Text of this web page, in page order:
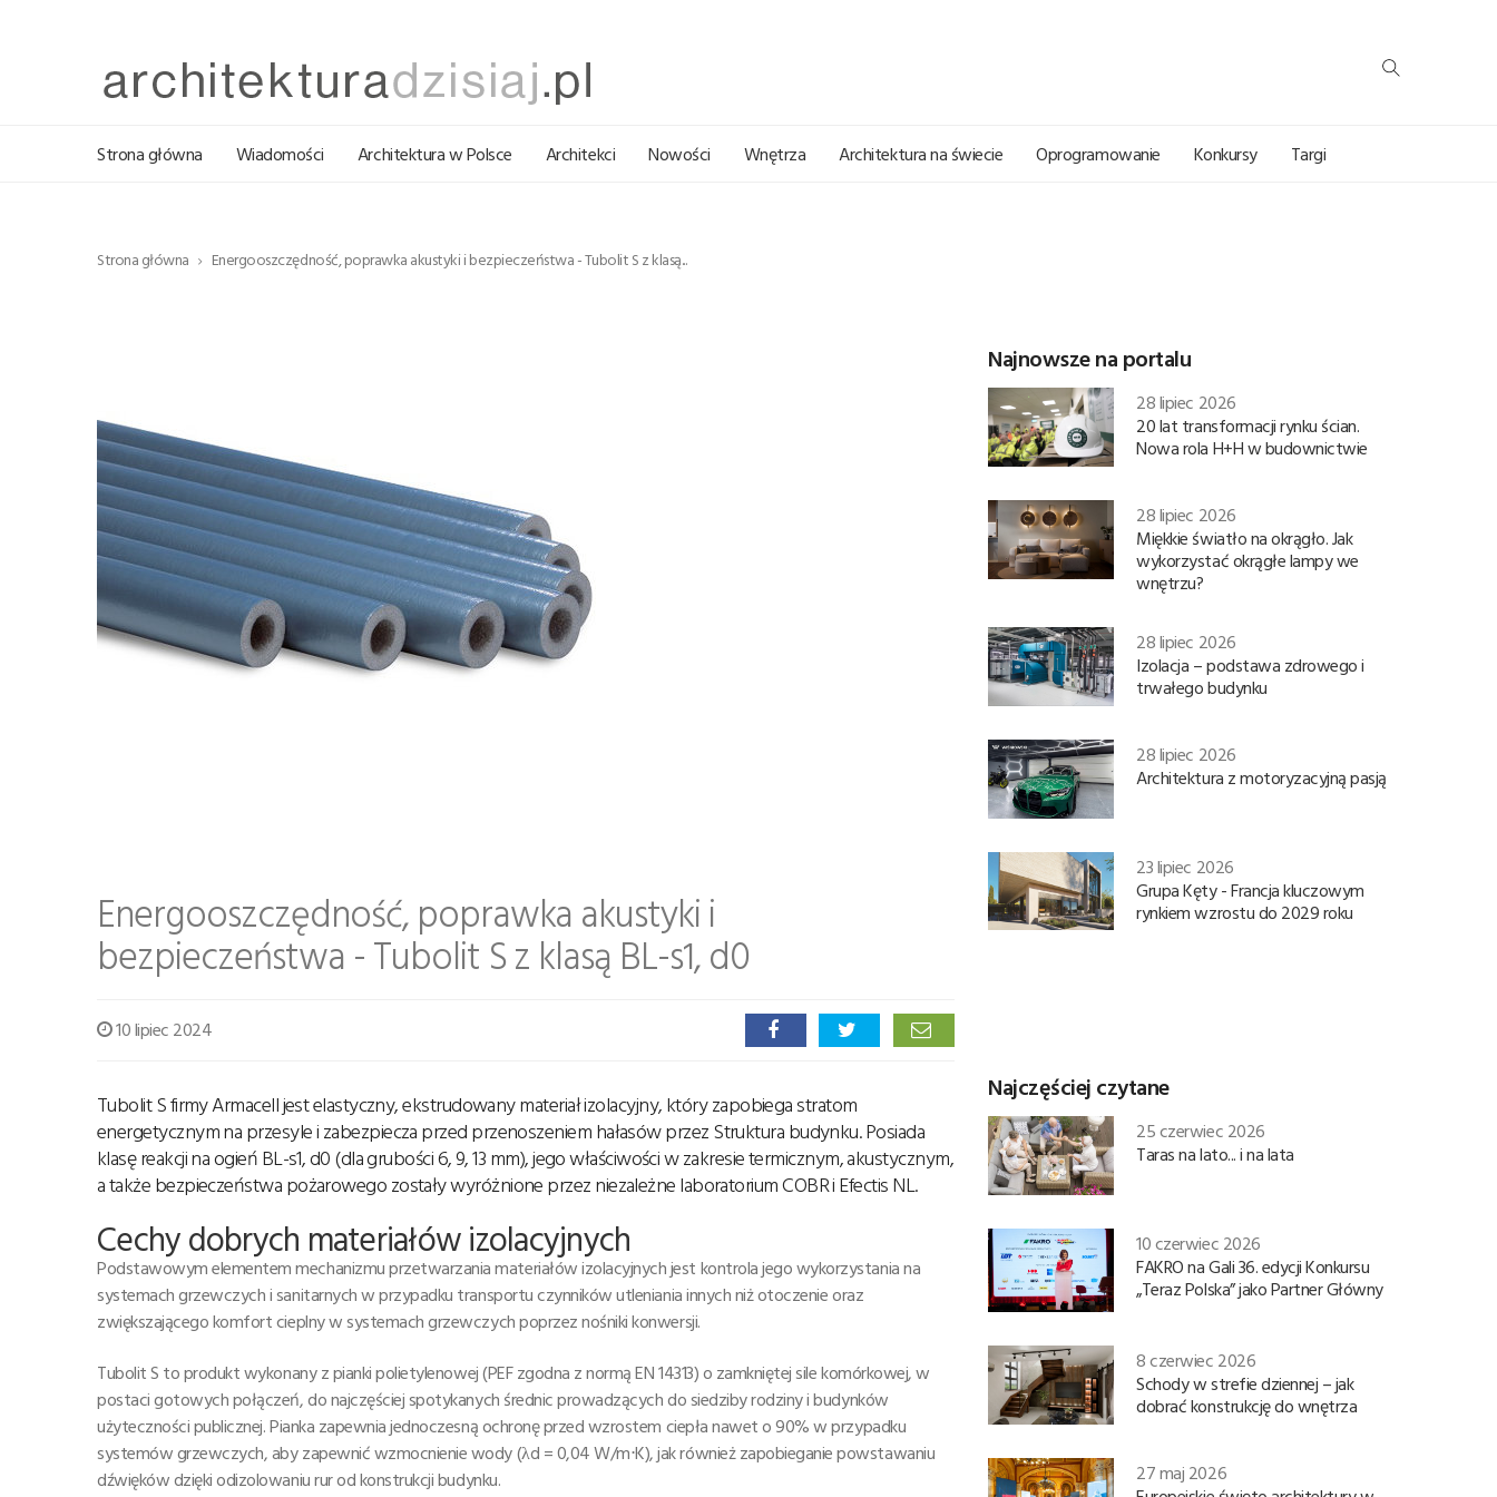
Strona główna Wiadomości Architektura w Polsce Architekci Nowości Wnętrza Architektura na świecie Oprogramowanie Konkursy Targi
Strona główna Energooszczędność, poprawka akustyki i bezpieczeństwa - Tubolit S z klasą...
Energooszczędność, poprawka akustyki i
bezpieczeństwa - Tubolit S z klasą BL-s1, d0
10 lipiec 2024
Tubolit S firmy Armacell jest elastyczny, ekstrudowany materiał izolacyjny, który zapobiega stratom
energetycznym na przesyle i zabezpiecza przed przenoszeniem hałasów przez Struktura budynku. Posiada
klasę reakcji na ogień BL-s1, d0 (dla grubości 6, 9, 13 mm), jego właściwości w zakresie termicznym, akustycznym,
a także bezpieczeństwa pożarowego zostały wyróżnione przez niezależne laboratorium COBR i Efectis NL.
Cechy dobrych materiałów izolacyjnych
Podstawowym elementem mechanizmu przetwarzania materiałów izolacyjnych jest kontrola jego wykorzystania na
systemach grzewczych i sanitarnych w przypadku transportu czynników utleniania innych niż otoczenie oraz
zwiększającego komfort cieplny w systemach grzewczych poprzez nośniki konwersji.
Tubolit S to produkt wykonany z pianki polietylenowej (PEF zgodna z normą EN 14313) o zamkniętej sile komórkowej, w
postaci gotowych połączeń, do najczęściej spotykanych średnic prowadzących do siedziby rodziny i budynków
użyteczności publicznej. Pianka zapewnia jednoczesną ochronę przed wzrostem ciepła nawet o 90% w przypadku
systemów grzewczych, aby zapewnić wzmocnienie wody (λd = 0,04 W/m⋅K), jak również zapobieganie powstawaniu
dźwięków dzięki odizolowaniu rur od konstrukcji budynku.
Najnowsze na portalu
28 lipiec 2026
20 lat transformacji rynku ścian.
Nowa rola H+H w budownictwie
28 lipiec 2026
Miękkie światło na okrągło. Jak
wykorzystać okrągłe lampy we
wnętrzu?
28 lipiec 2026
Izolacja – podstawa zdrowego i
trwałego budynku
28 lipiec 2026
Architektura z motoryzacyjną pasją
23 lipiec 2026
Grupa Kęty - Francja kluczowym
rynkiem wzrostu do 2029 roku
Najczęściej czytane
25 czerwiec 2026
Taras na lato... i na lata
10 czerwiec 2026
FAKRO na Gali 36. edycji Konkursu
„Teraz Polska” jako Partner Główny
8 czerwiec 2026
Schody w strefie dziennej – jak
dobrać konstrukcję do wnętrza
27 maj 2026